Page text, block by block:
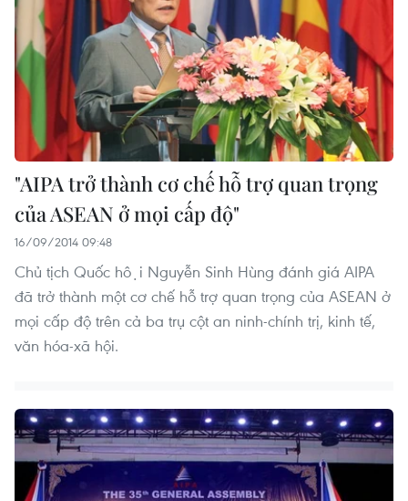
"AIPA trở thành cơ chế hỗ trợ quan trọng
của ASEAN ở mọi cấp độ"
16/09/2014 09:48
Chủ tịch Quốc hội Nguyễn Sinh Hùng đánh giá AIPA
đã trở thành một cơ chế hỗ trợ quan trọng của ASEAN ở
mọi cấp độ trên cả ba trụ cột an ninh-chính trị, kinh tế,
văn hóa-xã hội.